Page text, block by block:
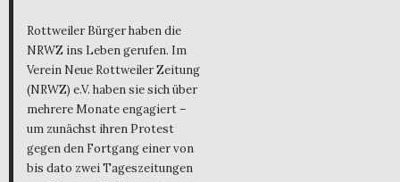
Rottweiler Bürger haben die
NRWZ ins Leben gerufen. Im
Verein Neue Rottweiler Zeitung
(NRWZ) e.V. haben sie sich über
mehrere Monate engagiert –
um zunächst ihren Protest
gegen den Fortgang einer von
bis dato zwei Tageszeitungen